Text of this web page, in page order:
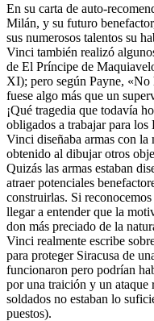
En su carta de auto-
Milán, y su futuro
sus numerosos talentos su
Vinci también realizó
de El Príncipe de
XI); pero según Payne, «No
fuese algo más que un
¡Qué tragedia que todavía
obligados a trabajar para
Vinci diseñaba armas con la
obtenido al dibujar otros
Quizás las armas estaban
atraer potenciales
construirlas. Si
llegar a entender que la
don más preciado de la
Vinci realmente escribe
para proteger Siracusa de
funcionaron pero podrían
por una traición y un ataque
soldados no estaban lo
puestos).